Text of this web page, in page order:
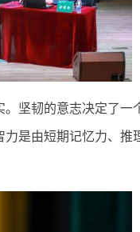
坚韧的意志决定了一
是由短期记忆力、推